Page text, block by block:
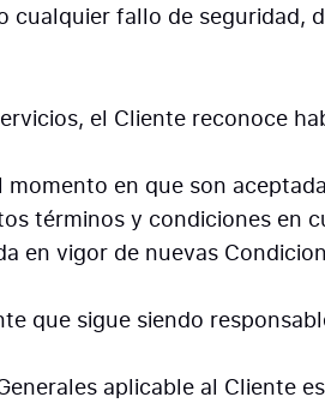
fallo de seguridad,
el Cliente reconoce
en que son
términos y condiciones en
en vigor de nuevas
que sigue siendo
aplicable al Cliente